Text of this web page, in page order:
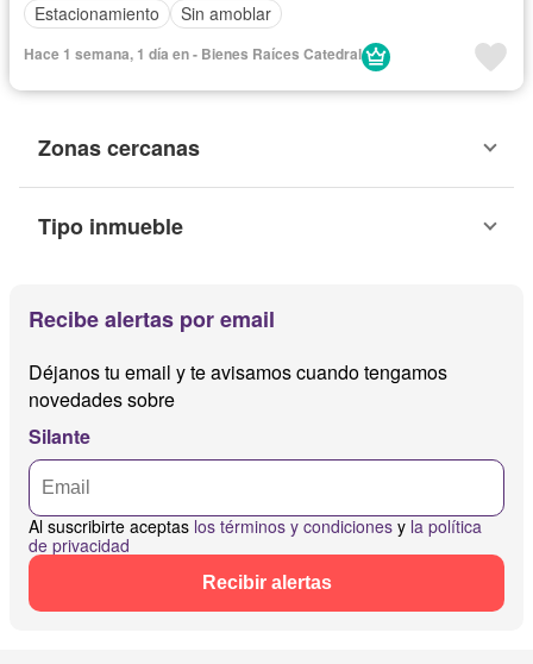
Estacionamiento
Sin amoblar
Hace 1 semana, 1 día en - Bienes Raíces Catedral
Zonas cercanas
Tipo inmueble
Recibe alertas por email
Déjanos tu email y te avisamos cuando tengamos
novedades sobre
Silante
Al suscribirte aceptas los términos y condiciones y la política
de privacidad
Recibir alertas